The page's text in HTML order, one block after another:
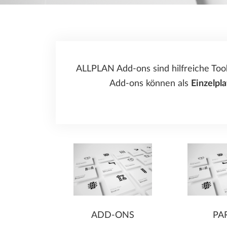
ALLPLAN Precast - Fertigteilplanung
ALLPLAN Add-ons sind hilfreiche
Add-ons können als
ADD-ONS